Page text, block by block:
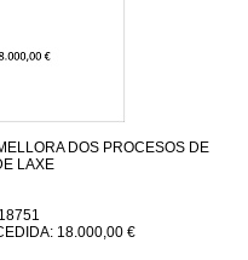
DOS PROCESOS DE
LAXE
18.000,00 €